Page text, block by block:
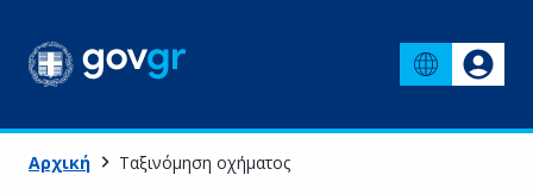
Αρχική Ταξινόμηση οχήματος